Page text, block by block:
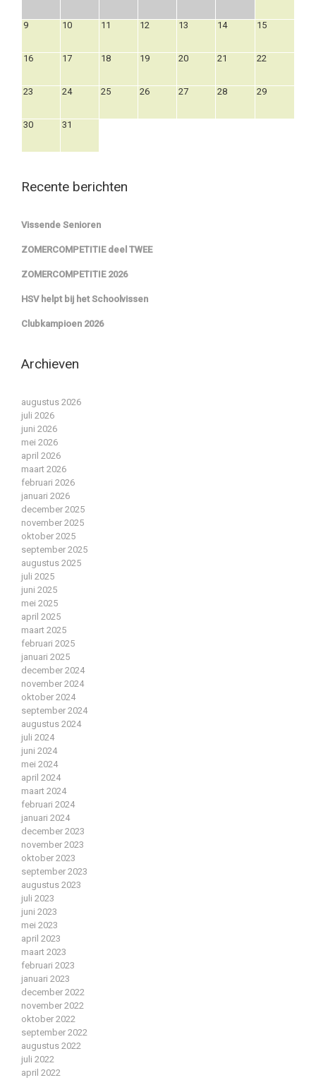
9 10 11 12 13 14 15
16 17 18 19 20 21 22
23 24 25 26 27 28 29
30 31
Recente berichten
Vissende Senioren
ZOMERCOMPETITIE deel TWEE
ZOMERCOMPETITIE 2026
HSV helpt bij het Schoolvissen
Clubkampioen 2026
Archieven
augustus 2026
juli 2026
juni 2026
mei 2026
april 2026
maart 2026
februari 2026
januari 2026
december 2025
november 2025
oktober 2025
september 2025
augustus 2025
juli 2025
juni 2025
mei 2025
april 2025
maart 2025
februari 2025
januari 2025
december 2024
november 2024
oktober 2024
september 2024
augustus 2024
juli 2024
juni 2024
mei 2024
april 2024
maart 2024
februari 2024
januari 2024
december 2023
november 2023
oktober 2023
september 2023
augustus 2023
juli 2023
juni 2023
mei 2023
april 2023
maart 2023
februari 2023
januari 2023
december 2022
november 2022
oktober 2022
september 2022
augustus 2022
juli 2022
april 2022